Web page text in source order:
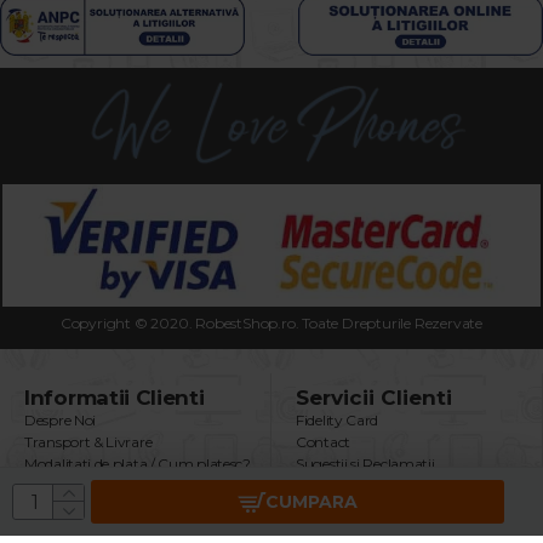
CUMPARA
Copyright © 2020. RobestShop.ro. Toate Drepturile Rezervate
Informatii Clienti
Despre Noi
Transport & Livrare
Modalitati de plata / Cum platesc?
Termeni & Conditii
Politica Confidentialitate
Securitatea Datelor GDPR
Servicii Clienti
Fidelity Card
Contact
Sugestii si Reclamatii
Intrebari Frecvente
Returnare Produs
Garantie Produse